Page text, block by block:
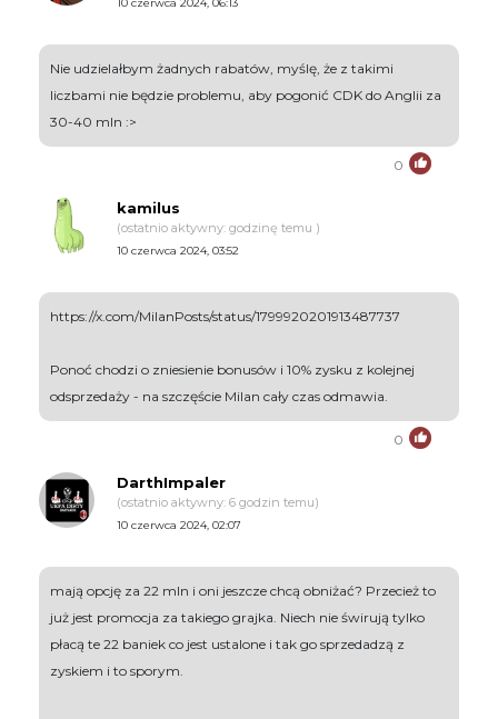
10 czerwca 2024, 06:13
Nie udzielałbym żadnych rabatów, myślę, że z takimi
liczbami nie będzie problemu, aby pogonić CDK do Anglii za
30-40 mln :>
0
kamilus
(ostatnio aktywny: godzinę temu )
10 czerwca 2024, 03:52
https://x.com/MilanPosts/status/1799920201913487737
Ponoć chodzi o zniesienie bonusów i 10% zysku z kolejnej
odsprzedaży - na szczęście Milan cały czas odmawia.
0
DarthImpaler
(ostatnio aktywny: 6 godzin temu)
10 czerwca 2024, 02:07
mają opcję za 22 mln i oni jeszcze chcą obniżać? Przecież to
już jest promocja za takiego grajka. Niech nie świrują tylko
płacą te 22 baniek co jest ustalone i tak go sprzedadzą z
zyskiem i to sporym.